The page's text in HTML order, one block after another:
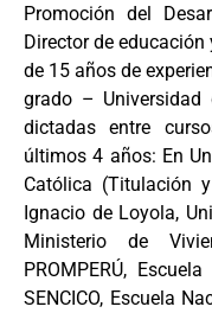
Promoción del
Director de
de 15 años de
grado – Universidad
dictadas entre
últimos 4 años: En
Católica (Titulación
Ignacio de Loyola,
Ministerio de
PROMPERÚ,
SENCICO, Escuela